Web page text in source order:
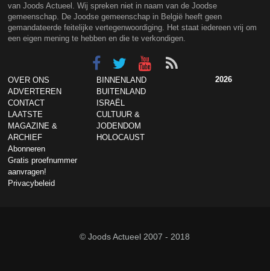
van Joods Actueel. Wij spreken niet in naam van de Joodse
gemeenschap. De Joodse gemeenschap in België heeft geen
gemandateerde feitelijke vertegenwoordiging. Het staat iedereen vrij om
een eigen mening te hebben en die te verkondigen.
OVER ONS
ADVERTEREN
CONTACT
LAATSTE
MAGAZINE &
ARCHIEF
Abonneren
Gratis proefnummer
aanvragen!
Privacybeleid
BINNENLAND
BUITENLAND
ISRAËL
CULTUUR &
JODENDOM
HOLOCAUST
2026
© Joods Actueel 2007 - 2018